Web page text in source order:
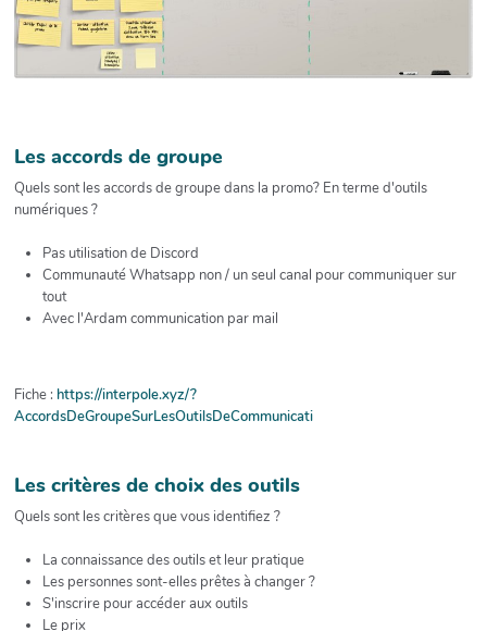
Les accords de groupe
Quels sont les accords de groupe dans la promo? En terme d'outils
numériques ?
Pas utilisation de Discord
Communauté Whatsapp non / un seul canal pour communiquer sur
tout
Avec l'Ardam communication par mail
Fiche : https://interpole.xyz/?
AccordsDeGroupeSurLesOutilsDeCommunicati
Les critères de choix des outils
Quels sont les critères que vous identifiez ?
La connaissance des outils et leur pratique
Les personnes sont-elles prêtes à changer ?
S'inscrire pour accéder aux outils
Le prix